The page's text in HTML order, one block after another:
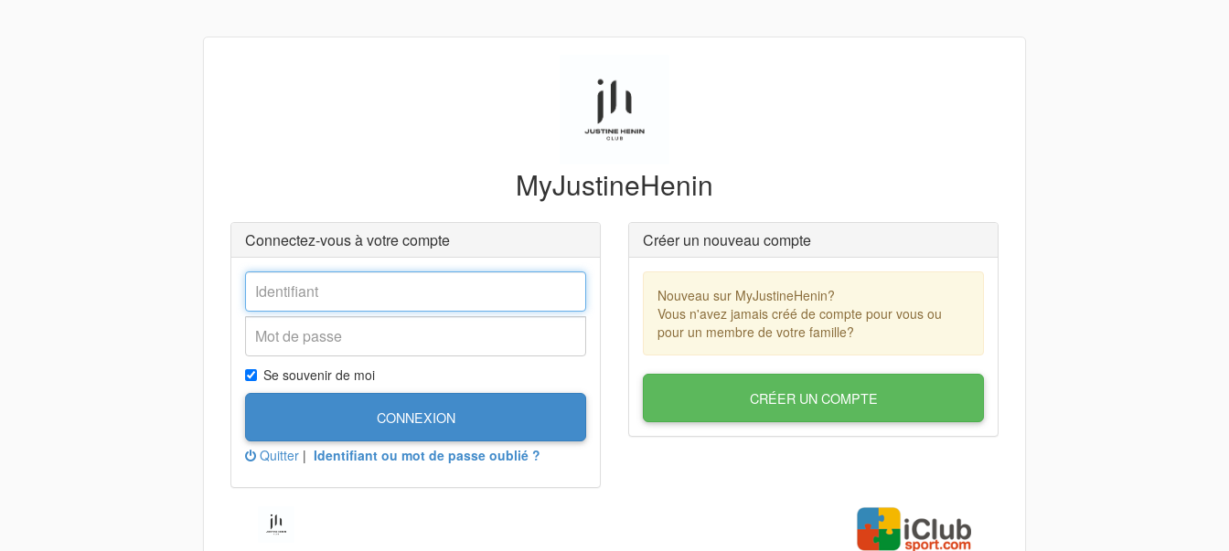
MyJustineHenin
Connectez-vous à votre compte
Se souvenir de moi
CONNEXION
Quitter | Identifiant ou mot de passe oublié ?
Créer un nouveau compte
Nouveau sur MyJustineHenin?
Vous n'avez jamais créé de compte pour vous ou
pour un membre de votre famille?
CRÉER UN COMPTE